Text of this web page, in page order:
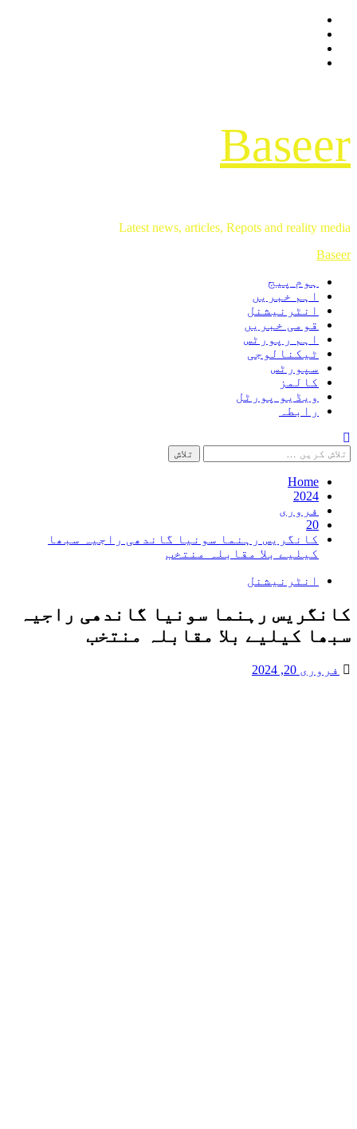
Skip
content
Baseer
Latest news, articles, Repots and reality media
Primary
Baseer
ہوم پیج
اہم خبریں
انٹرنیشنل
قومی خبریں
اہم رپورٹس
ٹیکنالوجی
سپورٹس
کالمز
ویڈیو پورٹل
رابطہ
تلاش
کریں
برائے:Home
2024
فروری
20
کانگریس رہنما سونیا گاندھی راجیہ سبھا
کیلیے بلا مقابلہ منتخب
انٹرنیشنل
کانگریس رہنما سونیا گاندھی راجیہ
سبھا کیلیے بلا مقابلہ منتخب
فروری 20, 2024